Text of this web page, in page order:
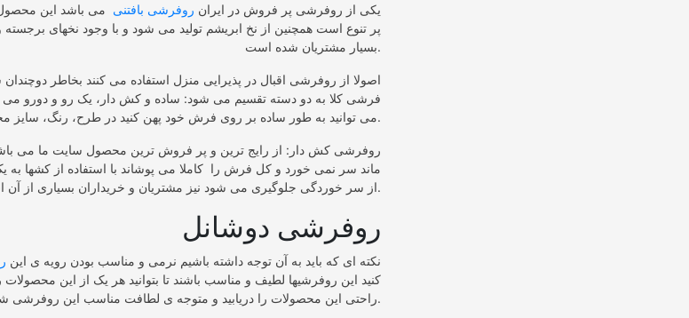
یکی از روفرشی پر فروش در ایران روفرشی بافتنی می باشد این محصول
پر تنوع است همچنین از نخ ابریشم تولید می شود و با وجود نخهای
بسیار مشتریان شده است.
اصولا از روفرشی اقبال در پذیرایی منزل استفاده می کنند بخاطر
فرشی کلا به دو دسته تقسیم می شود: ساده و کش دار، یک رو و دورو
می توانید به طور ساده بر روی فرش خود پهن کنید در طرح، رنگ، سایز مختلفی موجود است.
روفرشی کش دار: از رایج ترین و پر فروش ترین محصول سایت ما می
ماند سر نمی خورد و کل فرش را کاملا می پوشاند با استفاده از کشها
از سر خوردگی جلوگیری می شود نیز مشتریان و خریداران بسیاری از آن استقبال کرده اند.
روفرشی دوشانل
نکته ای که باید به آن توجه داشته باشیم نرمی و مناسب بودن رویه ی این
کنید این روفرشیها لطیف و مناسب باشند تا بتوانید هر یک از این محصولات
راحتی این محصولات را دریابید و متوجه ی لطافت مناسب این روفرشی شوید.